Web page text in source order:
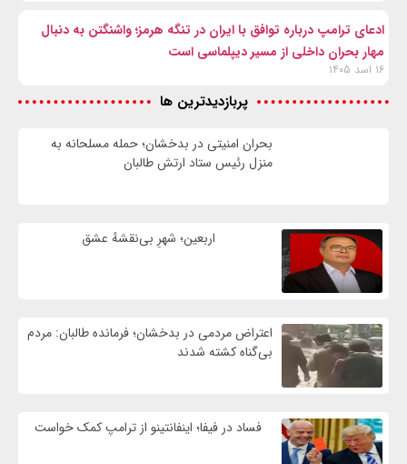
ادعای ترامپ درباره توافق با ایران در تنگه هرمز؛ واشنگتن به دنبال
مهار بحران داخلی از مسیر دیپلماسی است
۱۶ اسد ۱۴۰۵
پربازدیدترین ها
بحران امنیتی در بدخشان؛ حمله مسلحانه به
منزل رئیس ستاد ارتش طالبان
اربعین؛ شهرِ بی‌نقشهٔ عشق
اعتراض مردمی در بدخشان؛ فرمانده طالبان: مردم
بی‌گناه کشته شدند
فساد در فیفا؛ اینفانتینو از ترامپ کمک خواست